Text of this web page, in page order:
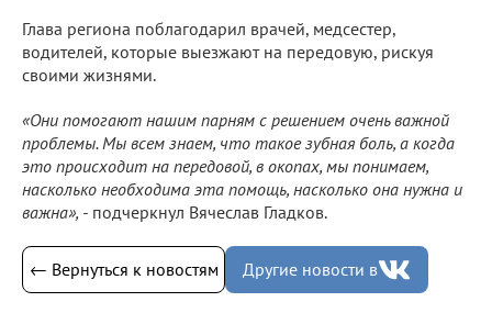
Глава региона поблагодарил врачей, медсестер,
водителей, которые выезжают на передовую, рискуя
своими жизнями.
«Они помогают нашим парням с решением очень важной
проблемы. Мы всем знаем, что такое зубная боль, а когда
это происходит на передовой, в окопах, мы понимаем,
насколько необходима эта помощь, насколько она нужна и
важна», - подчеркнул Вячеслав Гладков.
← Вернуться к новостям Другие новости в